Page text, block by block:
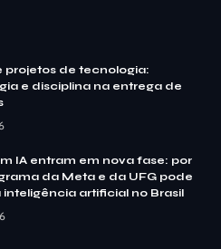
projetos de tecnologia:
e disciplina na entrega de
IA entram em nova fase: por
da Meta e da UFG pode
inteligência artificial no Brasil